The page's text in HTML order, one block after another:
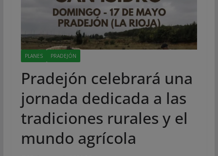
PLANES PRADEJÓN
Pradejón celebrará una
jornada dedicada a las
tradiciones rurales y el
mundo agrícola